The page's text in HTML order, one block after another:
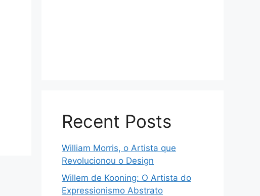
Recent Posts
William Morris, o Artista que
Revolucionou o Design
Willem de Kooning: O Artista do
Expressionismo Abstrato